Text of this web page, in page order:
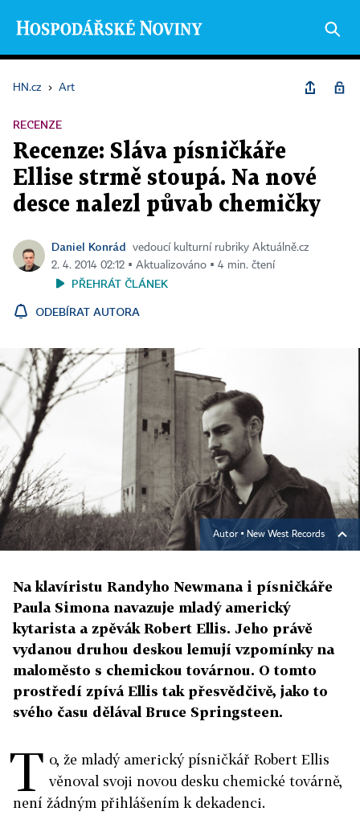
HN.cz › Art
RECENZE
Recenze: Sláva písničkáře
Ellise strmě stoupá. Na nové
desce nalezl půvab chemičky
Daniel Konrád
vedoucí kulturní rubriky Aktuálně.cz
2. 4. 2014 02:12 ▪ Aktualizováno ▪ 4 min. čtení
PŘEHRÁT ČLÁNEK
ODEBÍRAT AUTORA
Autor ▪ New West Records
Na klavíristu Randyho Newmana i písničkáře
Paula Simona navazuje mladý americký
kytarista a zpěvák Robert Ellis. Jeho právě
vydanou druhou deskou lemují vzpomínky na
maloměsto s chemickou továrnou. O tomto
prostředí zpívá Ellis tak přesvědčivě, jako to
svého času dělával Bruce Springsteen.
T o, že mladý americký písničkář Robert Ellis
věnoval svoji novou desku chemické továrně,
není žádným přihlášením k dekadenci.